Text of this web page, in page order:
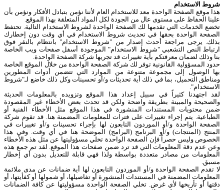
شروط الاستخدام
هذا موقع الصفحة الواحدة معد للاستخدام العام لأننا نؤمن بتبادل الأفكار ونؤمن بأن
علينا الحفاظ على مستوى عال من الجودة لكل المواد المتعلقة بهذا الموقع.
تخضع الخدمات التي تقدمها لك الصفحة الواحدة لشروط الاستخدام التالية. تحتفظ
الصفحة الواحدة بحقها في تحديث شروط الاستخدام في أي وقت دون إخطارك
بذلك. يرجى مراجعة أحدث إصدار من "شروط الاستخدام" بانتظام بالنقر فوق
ارتباط النص التشعبي "شروط الاستخدام" الموجودة أسفل صفحات ويب الخاصة
بنا وذلك لضمان معرفتكم بأية تغييرات قد تجريها شركة الصفحة الواحدة.
حدود المسؤولية القانونية توفر لك شركة الصفحة الواحدة من خلال الموقع الخاصة
بها الوصول إلى مجموعة متنوعة من الموارد التي تتضمن أدوات المطورين
ومناطق التحميل، بما في ذلك أية تحديثات و/أو تحسينات وكل ذلك خاضع لـ"شروط
الاستخدام".
لقد اجتهدنا كثيراً في سبيل إعداد هذا الموقع وتزويده بالمعلومات الحديثة
والصحيحة والمبينة بطريقة واضحة ولكن قد تحدث بعض الأخطاء غير المقصودة
ضمن محتويات المستندات المنشورة في هذا الموقع مثل الأخطاء الفنية أو
الطباعية. يتم إجراء تغييرات على فترات للمعلومات المضمنة هنا. قد تقوم شركة
الصفحة الواحدة و/أو الموردون التابعون لها بإجراء تحسينات و/أو تغييرات في
المنتج (المنتجات) و/أو البرنامج (البرامج) الموضحة هنا في أي وقت. وفي هذا
الخصوص وليس حصراً فإن الصفحة الواحدة تخلي مسؤوليتها عن مثل هذه الأخطاء
وعن عدم دقة المعلومات التي قد ترد ضمن صفحات هذا الموقع. لقد تم جمع هذه
المعلومات من مصادر متعددة بواسطة ولذا فهي قابلة للتعديل بدون أي إخطار
مسبق.
لا تقدم الصفحة الواحدة و/أو الموردون التابعون لها أية ضمانات عن مدى ملائمة
المعلومات المضمنة في المستندات المنشورة أو تفاصيلها، أو شمولها أو كفأيتها، أو
دقتها أو تأريخها لأي غرض. تخلي الصفحة الواحدة مسؤوليتها عن كافة الضمانات